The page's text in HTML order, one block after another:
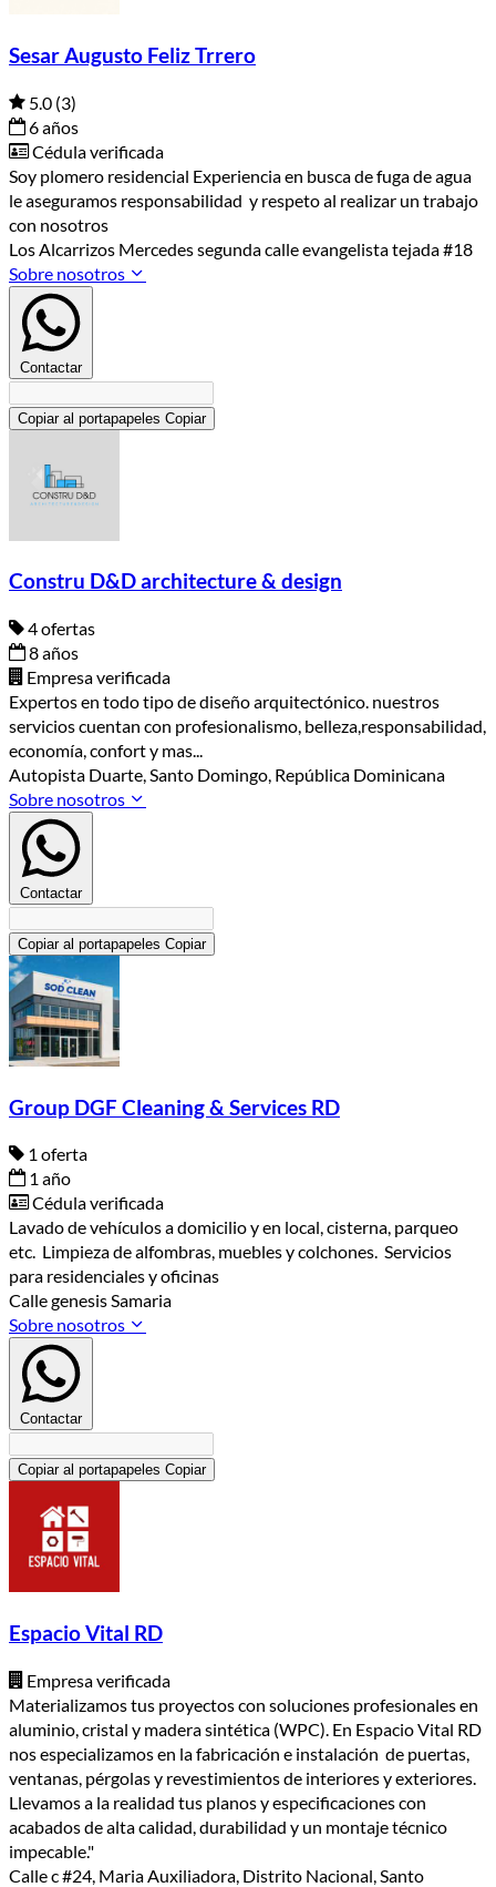
Sesar Augusto Feliz Trrero
5.0 (3)
6 años
Cédula verificada
Soy plomero residencial Experiencia en busca de fuga de agua
le aseguramos responsabilidad y respeto al realizar un trabajo
con nosotros
Los Alcarrizos Mercedes segunda calle evangelista tejada #18
Sobre nosotros
Contactar
Copiar al portapapeles Copiar
Constru D&D architecture & design
4 ofertas
8 años
Empresa verificada
Expertos en todo tipo de diseño arquitectónico. nuestros
servicios cuentan con profesionalismo, belleza,responsabilidad,
economía, confort y mas...
Autopista Duarte, Santo Domingo, República Dominicana
Sobre nosotros
Contactar
Copiar al portapapeles Copiar
Group DGF Cleaning & Services RD
1 oferta
1 año
Cédula verificada
Lavado de vehículos a domicilio y en local, cisterna, parqueo
etc. Limpieza de alfombras, muebles y colchones. Servicios
para residenciales y oficinas
Calle genesis Samaria
Sobre nosotros
Contactar
Copiar al portapapeles Copiar
Espacio Vital RD
Empresa verificada
Materializamos tus proyectos con soluciones profesionales en
aluminio, cristal y madera sintética (WPC). En Espacio Vital RD
nos especializamos en la fabricación e instalación de puertas,
ventanas, pérgolas y revestimientos de interiores y exteriores.
Llevamos a la realidad tus planos y especificaciones con
acabados de alta calidad, durabilidad y un montaje técnico
impecable."
Calle c #24, Maria Auxiliadora, Distrito Nacional, Santo